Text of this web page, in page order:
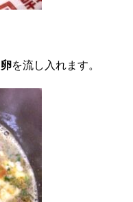
卵を流し入れます。